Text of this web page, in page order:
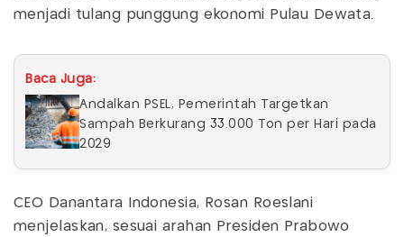
menjadi tulang punggung ekonomi Pulau Dewata.
Baca Juga:
Andalkan PSEL, Pemerintah Targetkan
Sampah Berkurang 33.000 Ton per Hari pada
2029
CEO Danantara Indonesia, Rosan Roeslani
menjelaskan, sesuai arahan Presiden Prabowo